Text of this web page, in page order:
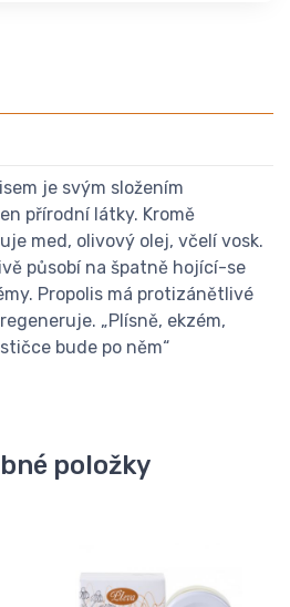
je svým složením
přírodní látky. Kromě
med, olivový olej, včelí vosk.
působí na špatně hojící-se
Propolis má protizánětlivé
„Plísně, ekzém,
bude po něm“
položky